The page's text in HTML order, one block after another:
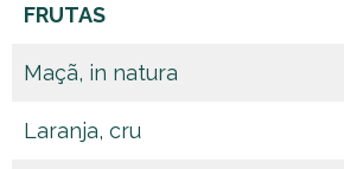
FRUTAS
Maçã, in natura
Laranja, cru